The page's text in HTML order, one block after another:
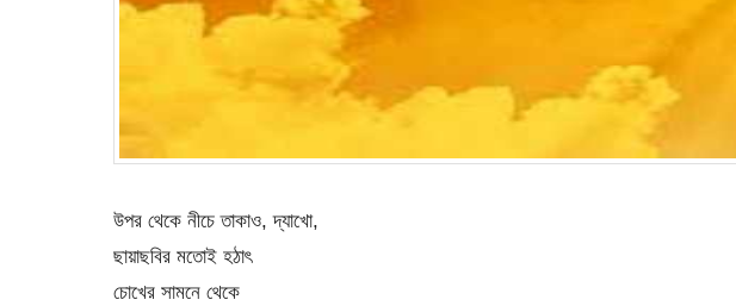
উপর থেকে নীচে তাকাও, দ্যাখো,
ছায়াছবির মতোই হঠাৎ
চোখের সামনে থেকে